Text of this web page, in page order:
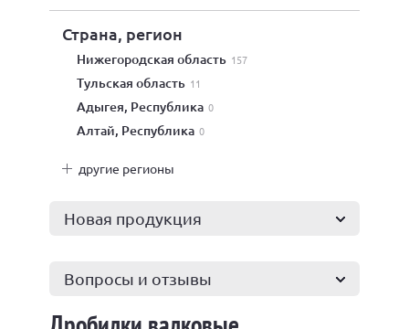
Страна, регион
Нижегородская область 157
Тульская область 11
Адыгея, Республика 0
Алтай, Республика 0
другие регионы
Новая продукция
Вопросы и отзывы